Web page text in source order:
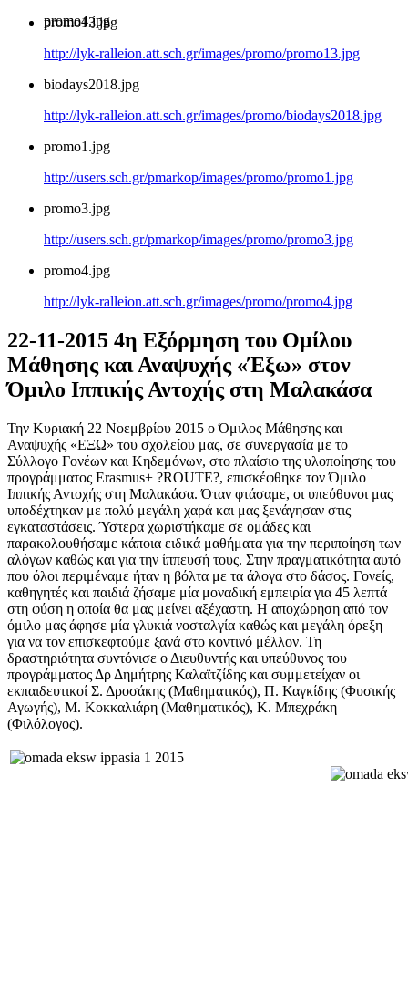
promo4.jpg
promo13.jpg
http://lyk-ralleion.att.sch.gr/images/promo/promo13.jpg
biodays2018.jpg
http://lyk-ralleion.att.sch.gr/images/promo/biodays2018.jpg
promo1.jpg
http://users.sch.gr/pmarkop/images/promo/promo1.jpg
promo3.jpg
http://users.sch.gr/pmarkop/images/promo/promo3.jpg
promo4.jpg
http://lyk-ralleion.att.sch.gr/images/promo/promo4.jpg
22-11-2015 4η Εξόρμηση του Ομίλου
Μάθησης και Αναψυχής «Έξω» στον
Όμιλο Ιππικής Αντοχής στη Μαλακάσα
Την Κυριακή 22 Νοεμβρίου 2015 ο Όμιλος Μάθησης και
Αναψυχής «ΕΞΩ» του σχολείου μας, σε συνεργασία με το
Σύλλογο Γονέων και Κηδεμόνων, στο πλαίσιο της υλοποίησης του
προγράμματος Erasmus+ ?ROUTE?, επισκέφθηκε τον Όμιλο
Ιππικής Αντοχής στη Μαλακάσα. Όταν φτάσαμε, οι υπεύθυνοι μας
υποδέχτηκαν με πολύ μεγάλη χαρά και μας ξενάγησαν στις
εγκαταστάσεις. Ύστερα χωριστήκαμε σε ομάδες και
παρακολουθήσαμε κάποια ειδικά μαθήματα για την περιποίηση των
αλόγων καθώς και για την ίππευσή τους. Στην πραγματικότητα αυτό
που όλοι περιμέναμε ήταν η βόλτα με τα άλογα στο δάσος. Γονείς,
καθηγητές και παιδιά ζήσαμε μία μοναδική εμπειρία για 45 λεπτά
στη φύση η οποία θα μας μείνει αξέχαστη. Η αποχώρηση από τον
όμιλο μας άφησε μία γλυκιά νοσταλγία καθώς και μεγάλη όρεξη
για να τον επισκεφτούμε ξανά στο κοντινό μέλλον. Τη
δραστηριότητα συντόνισε ο Διευθυντής και υπεύθυνος του
προγράμματος Δρ Δημήτρης Καλαϊτζίδης και συμμετείχαν οι
εκπαιδευτικοί Σ. Δροσάκης (Μαθηματικός), Π. Καγκίδης (Φυσικής
Αγωγής), Μ. Κοκκαλιάρη (Μαθηματικός), Κ. Μπεχράκη
(Φιλόλογος).